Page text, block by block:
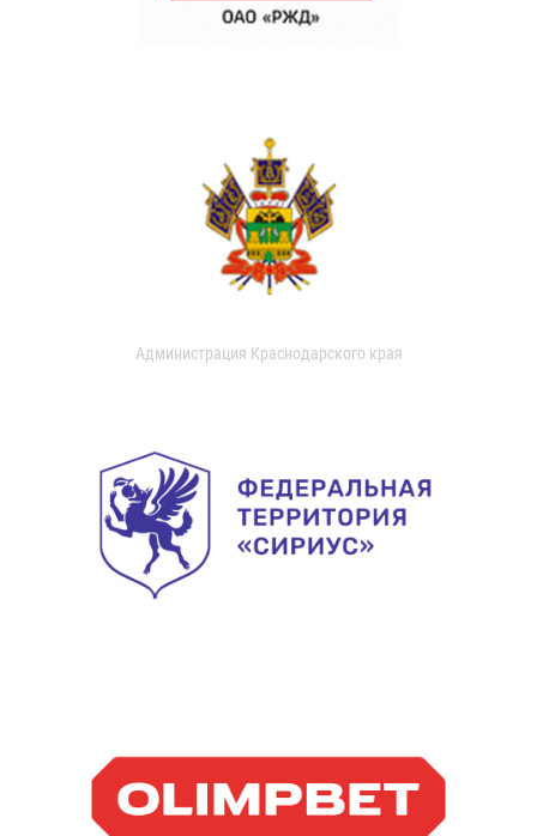
Администрация Краснодарского края